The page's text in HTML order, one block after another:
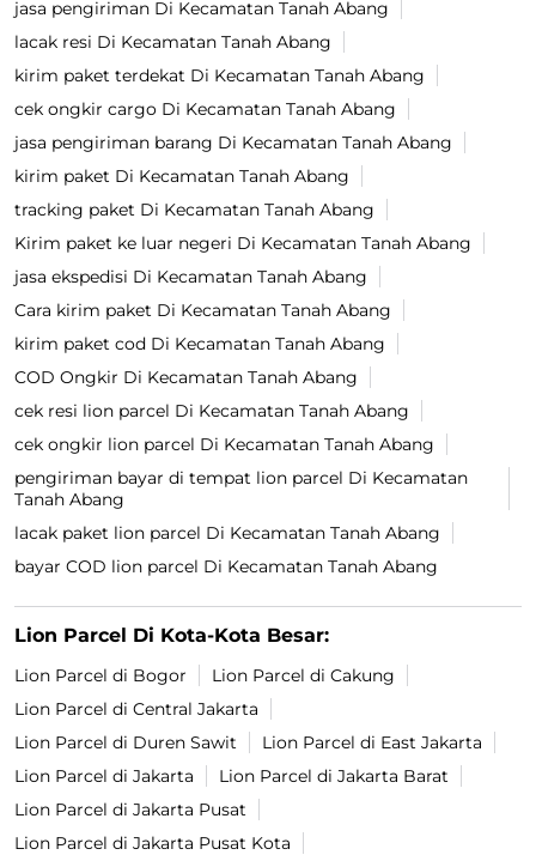
jasa pengiriman Di Kecamatan Tanah Abang
lacak resi Di Kecamatan Tanah Abang
kirim paket terdekat Di Kecamatan Tanah Abang
cek ongkir cargo Di Kecamatan Tanah Abang
jasa pengiriman barang Di Kecamatan Tanah Abang
kirim paket Di Kecamatan Tanah Abang
tracking paket Di Kecamatan Tanah Abang
Kirim paket ke luar negeri Di Kecamatan Tanah Abang
jasa ekspedisi Di Kecamatan Tanah Abang
Cara kirim paket Di Kecamatan Tanah Abang
kirim paket cod Di Kecamatan Tanah Abang
COD Ongkir Di Kecamatan Tanah Abang
cek resi lion parcel Di Kecamatan Tanah Abang
cek ongkir lion parcel Di Kecamatan Tanah Abang
pengiriman bayar di tempat lion parcel Di Kecamatan
Tanah Abang
lacak paket lion parcel Di Kecamatan Tanah Abang
bayar COD lion parcel Di Kecamatan Tanah Abang
Lion Parcel Di Kota-Kota Besar:
Lion Parcel di Bogor
Lion Parcel di Cakung
Lion Parcel di Central Jakarta
Lion Parcel di Duren Sawit
Lion Parcel di East Jakarta
Lion Parcel di Jakarta
Lion Parcel di Jakarta Barat
Lion Parcel di Jakarta Pusat
Lion Parcel di Jakarta Pusat Kota